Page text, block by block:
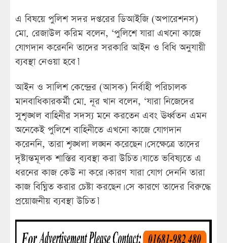
এ বিষয়ে পুলিশ সদর দপ্তরের ডিআইজি (অপারেশনস)
মো. রেজাউল করিম বলেন, ‘পুলিশে যারা এখনো কাজে
যোগদান করেননি তাদের সরকারি আইন ও বিধি অনুযায়ী
ব্যবস্থা নেওয়া হবে।’
আইন ও সালিশ কেন্দ্রের (আসক) নির্বাহী পরিচালক
মানবাধিকারকর্মী মো. নূর খান বলেন, ‘যারা নিজেদের
সুশৃঙ্খল বাহিনীর সদস্য মনে করতেন এবং ঊর্ধ্বতন এমন
অনেকেই পুলিশে বাহিনীতে এখনো কাজে যোগদান
করেননি, তারা শৃঙ্খলা লঙ্ঘন করেছেন। সেক্ষেত্রে তাদের
দৃষ্টান্তমূলক শাস্তির ব্যবস্থা করা উচিত। যাতে ভবিষ্যতে এ
ধরনের কাজ কেউ না করে। কারণ যারা যোগ দেননি তারা
কাজ বিঘ্নিত করার চেষ্টা করছেন। সে কারণে তাদের বিরুদ্ধে
প্রয়োজনীয় ব্যবস্থা উচিত।’